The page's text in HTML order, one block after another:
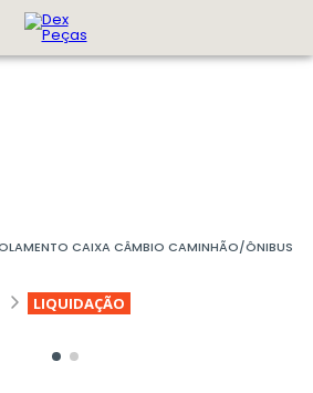
CAIXA CÂMBIO CAMINHÃO/ÔNIBUS
LIQUIDAÇÃO